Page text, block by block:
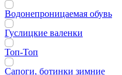
Водонепроницаемая обувь
Гуслицкие валенки
Топ-Топ
Сапоги, ботинки зимние